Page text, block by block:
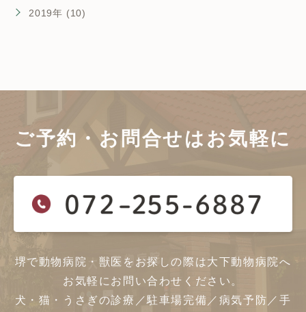
2019年 (10)
ご予約・お問合せは お気軽に
堺で動物病院・獣医をお探しの際は大下動物病院へ
お気軽にお問い合わせください。
犬・猫・うさぎの診療／駐車場完備／病気予防／手